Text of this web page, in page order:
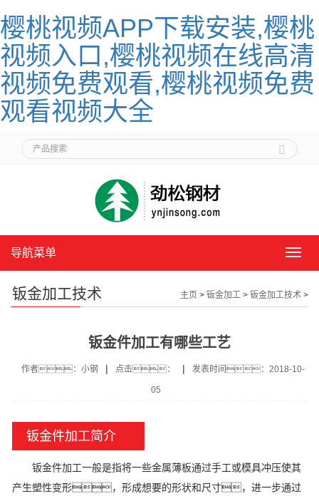
樱桃视频APP下载安装,樱桃
视频入口,樱桃视频在线高清
视频免费观看,樱桃视频免费
观看视频大全
导
单
导航菜单
钣金加工技术 主页 > 钣金加工 > 钣金加工技术 >
钣金件加工有哪些工艺
作者：小钢 | 点击： | 发表时间：2018-10-
05
钣金件加工简介
钣金件加工一般是指将一些金属薄板通过手工或模具冲压使其
产生塑性变形，形成想要的形状和尺寸，进一步通过